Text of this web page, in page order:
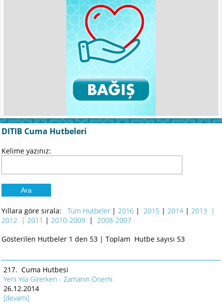
DITIB Cuma Hutbeleri
Kelime yazınız:
Yıllara göre sırala: Tüm Hutbeler |2016 |2015 |2014 |2013
|
2012
| 2011 |2010-2009 |2008-2007
Gösterilen Hutbeler 1 den 53 |Toplam Hutbe sayısı 53
217. Cuma Hutbesi
Yeni Yıla Girerken - Zamanın Önemi
26.12.2014
[devamı]